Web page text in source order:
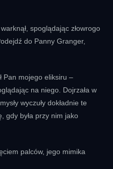
spoglądając złowrogo
do Panny Granger,
Pan mojego eliksiru –
na niego. Dojrzała w
wyczuły dokładnie te
gdy była przy nim jako
palców, jego mimika